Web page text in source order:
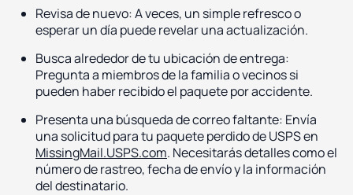
Revisa de nuevo: A veces, un simple refresco o
esperar un día puede revelar una actualización.
Busca alrededor de tu ubicación de entrega:
Pregunta a miembros de la familia o vecinos si
pueden haber recibido el paquete por accidente.
Presenta una búsqueda de correo faltante: Envía
una solicitud para tu paquete perdido de USPS en
MissingMail.USPS.com. Necesitarás detalles como el
número de rastreo, fecha de envío y la información
del destinatario.